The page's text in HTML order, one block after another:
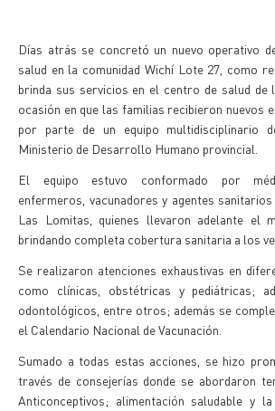
Días atrás se concretó un nuevo operativo
salud en la comunidad Wichí Lote 27, como
brinda sus servicios en el centro de salud de
ocasión en que las familias recibieron nuevos
por parte de un equipo multidisciplinario
Ministerio de Desarrollo Humano provincial.
El equipo estuvo conformado por
enfermeros, vacunadores y agentes
Las Lomitas, quienes llevaron adelante el
brindando completa cobertura sanitaria a los
Se realizaron atenciones exhaustivas en
como clínicas, obstétricas y pediátricas;
odontológicos, entre otros; además se
el Calendario Nacional de Vacunación.
Sumado a todas estas acciones, se hizo
través de consejerías donde se abordaron
Anticonceptivos; alimentación saludable y